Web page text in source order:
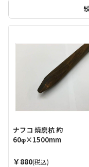
ナフコ 焼磨杭 約
60φ×1500mm
￥880(税込)